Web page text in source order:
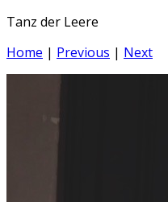
Tanz der Leere
Home | Previous | Next